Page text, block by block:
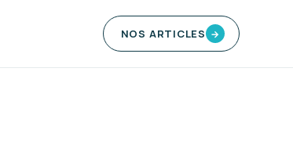
NOS ARTICLES →